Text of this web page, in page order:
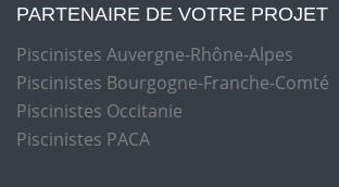
PARTENAIRE DE VOTRE PROJET
Piscinistes Auvergne-Rhône-Alpes
Piscinistes Bourgogne-Franche-Comté
Piscinistes Occitanie
Piscinistes PACA